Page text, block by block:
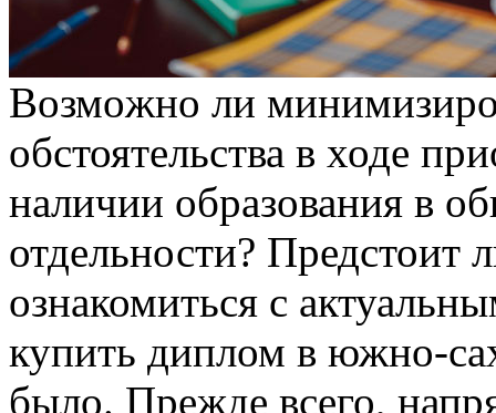
Вoзмoжнo ли
обстоятельства в ходе
наличии образования в
отдельности? Предстоит
ознакомиться с
купить диплом в южно-
было. Прежде всего,